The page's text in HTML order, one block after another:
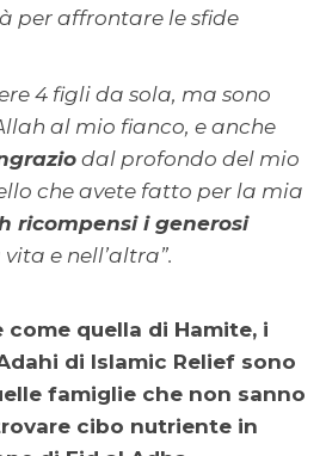
per affrontare le sfide
4 figli da sola, ma sono
al mio fianco, e anche
dal profondo del mio
che avete fatto per la mia
ricompensi i generosi
e nell’altra”.
come quella di Hamite, i
di Islamic Relief sono
famiglie che non sanno
cibo nutriente in